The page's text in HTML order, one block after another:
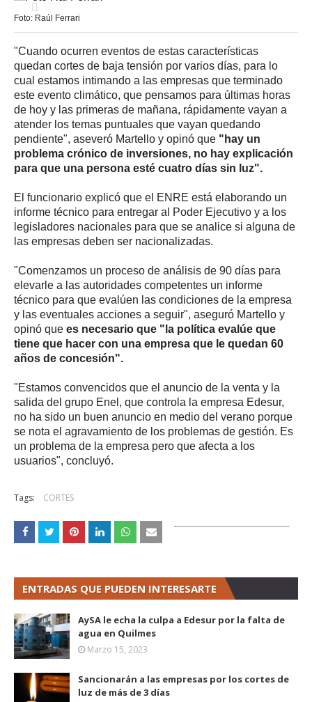
Foto: Raúl Ferrari
"Cuando ocurren eventos de estas características
quedan cortes de baja tensión por varios días, para lo
cual estamos intimando a las empresas que terminado
este evento climático, que pensamos para últimas horas
de hoy y las primeras de mañana, rápidamente vayan a
atender los temas puntuales que vayan quedando
pendiente", aseveró Martello y opinó que "hay un
problema crónico de inversiones, no hay explicación
para que una persona esté cuatro días sin luz".
El funcionario explicó que el ENRE está elaborando un
informe técnico para entregar al Poder Ejecutivo y a los
legisladores nacionales para que se analice si alguna de
las empresas deben ser nacionalizadas.
"Comenzamos un proceso de análisis de 90 días para
elevarle a las autoridades competentes un informe
técnico para que evalúen las condiciones de la empresa
y las eventuales acciones a seguir", aseguró Martello y
opinó que es necesario que "la política evalúe que
tiene que hacer con una empresa que le quedan 60
años de concesión".
"Estamos convencidos que el anuncio de la venta y la
salida del grupo Enel, que controla la empresa Edesur,
no ha sido un buen anuncio en medio del verano porque
se nota el agravamiento de los problemas de gestión. Es
un problema de la empresa pero que afecta a los
usuarios", concluyó.
Tags: CORTES
ENTRADAS QUE PUEDEN INTERESARTE
AySA le echa la culpa a Edesur por la falta de
agua en Quilmes
Marzo 15, 2023
Sancionarán a las empresas por los cortes de
luz de más de 3 días